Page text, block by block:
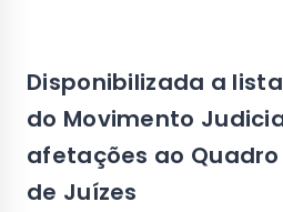
Disponibilizada a
do Movimento
afetações ao
de Juízes